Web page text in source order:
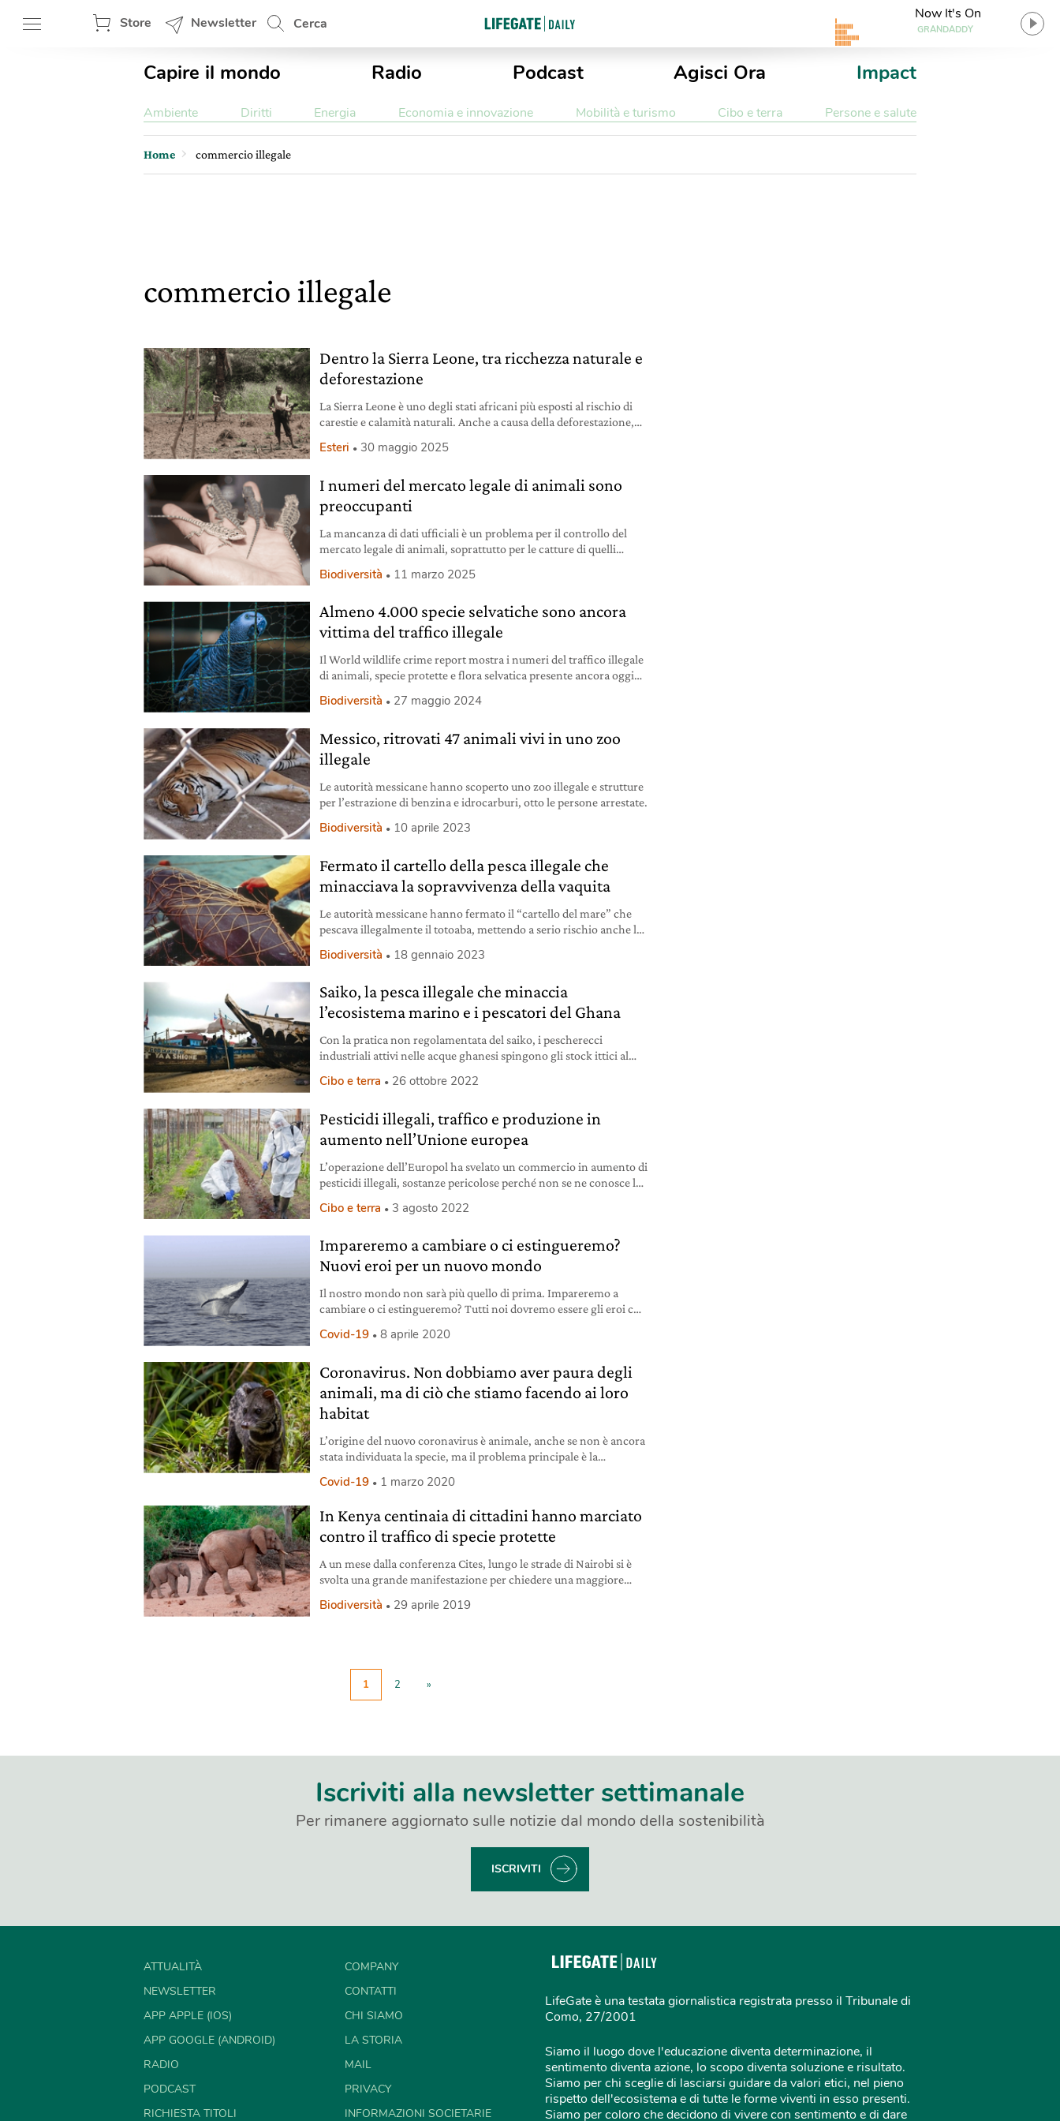
Store Newsletter Cerca
Now It's On
GRANDADDY
Capire il mondo Radio Podcast Agisci Ora Impact
Ambiente Diritti Energia Economia e innovazione Mobilità e turismo Cibo e terra Persone e salute
Home commercio illegale
commercio illegale
Dentro la Sierra Leone, tra ricchezza naturale e
deforestazione
La Sierra Leone è uno degli stati africani più esposti al rischio di
carestie e calamità naturali. Anche a causa della deforestazione,
Esteri 30 maggio 2025
I numeri del mercato legale di animali sono
preoccupanti
La mancanza di dati ufficiali è un problema per il controllo del
mercato legale di animali, soprattutto per le catture di quelli
Biodiversità 11 marzo 2025
Almeno 4.000 specie selvatiche sono ancora
vittima del traffico illegale
Il World wildlife crime report mostra i numeri del traffico illegale
di animali, specie protette e flora selvatica presente ancora oggi
Biodiversità 27 maggio 2024
Messico, ritrovati 47 animali vivi in uno zoo
illegale
Le autorità messicane hanno scoperto uno zoo illegale e strutture
per l’estrazione di benzina e idrocarburi, otto le persone arrestate.
Biodiversità 10 aprile 2023
Fermato il cartello della pesca illegale che
minacciava la sopravvivenza della vaquita
Le autorità messicane hanno fermato il “cartello del mare” che
pescava illegalmente il totoaba, mettendo a serio rischio anche la
Biodiversità 18 gennaio 2023
Saiko, la pesca illegale che minaccia
l’ecosistema marino e i pescatori del Ghana
Con la pratica non regolamentata del saiko, i pescherecci
industriali attivi nelle acque ghanesi spingono gli stock ittici al
comunità locali.
Cibo e terra 26 ottobre 2022
Pesticidi illegali, traffico e produzione in
aumento nell’Unione europea
L’operazione dell’Europol ha svelato un commercio in aumento di
pesticidi illegali, sostanze pericolose perché non se ne conosce la
Cibo e terra 3 agosto 2022
Impareremo a cambiare o ci estingueremo?
Nuovi eroi per un nuovo mondo
Il nostro mondo non sarà più quello di prima. Impareremo a
cambiare o ci estingueremo? Tutti noi dovremo essere gli eroi che
scegliendo di difendere la biodiversità per garantire un futuro.
Covid-19 8 aprile 2020
Coronavirus. Non dobbiamo aver paura degli
animali, ma di ciò che stiamo facendo ai loro
habitat
L’origine del nuovo coronavirus è animale, anche se non è ancora
stata individuata la specie, ma il problema principale è la
Covid-19 1 marzo 2020
In Kenya centinaia di cittadini hanno marciato
contro il traffico di specie protette
A un mese dalla conferenza Cites, lungo le strade di Nairobi si è
svolta una grande manifestazione per chiedere una maggiore
Biodiversità 29 aprile 2019
1 2 »
Iscriviti alla newsletter settimanale
Per rimanere aggiornato sulle notizie dal mondo della sostenibilità
ISCRIVITI
ATTUALITÀ
NEWSLETTER
APP APPLE (IOS)
APP GOOGLE (ANDROID)
RADIO
PODCAST
RICHIESTA TITOLI
COMPANY
CONTATTI
CHI SIAMO
LA STORIA
MAIL
PRIVACY
INFORMAZIONI SOCIETARIE
LifeGate è una testata giornalistica registrata presso il Tribunale di
Como, 27/2001
Siamo il luogo dove l'educazione diventa determinazione, il
sentimento diventa azione, lo scopo diventa soluzione e risultato.
Siamo per chi sceglie di lasciarsi guidare da valori etici, nel pieno
rispetto dell'ecosistema e di tutte le forme viventi in esso presenti.
Siamo per coloro che decidono di vivere con sentimento e di dare